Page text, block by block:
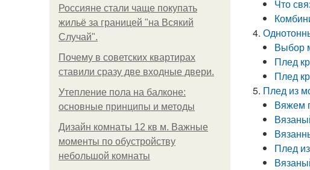
Россияне стали чаще покупать
жильё за границей "на Всякий
Случай".
Почему в советских квартирах
ставили сразу две входные двери.
Утепление пола на балконе:
основные принципы и методы
Дизайн комнаты 12 кв м. Важные
моменты по обустройству
небольшой комнаты
Что
Выбор
Плед
Плед
Плед из
Вяжем
Плед